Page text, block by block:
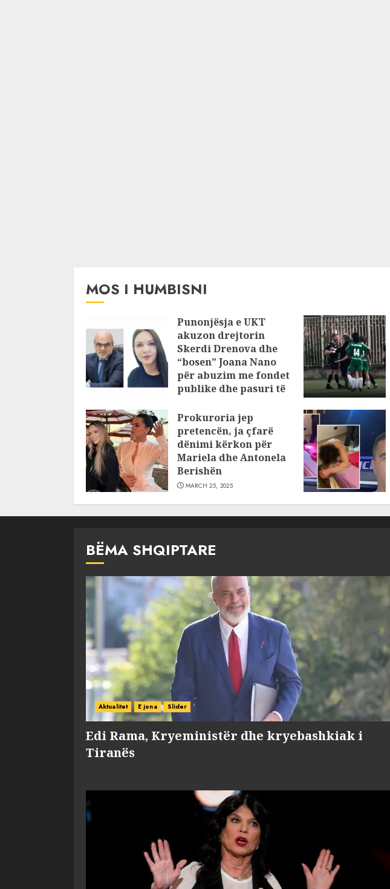
MOS I HUMBISNI
Punonjësja e UKT
akuzon drejtorin
Skerdi Drenova dhe
“bosen” Joana Nano
për abuzim me fondet
publike dhe pasuri të
JULY 24, 2025
Prokuroria jep
pretencën, ja çfarë
dënimi kërkon për
Mariela dhe Antonela
Berishën
MARCH 25, 2025
BËMA SHQIPTARE
Aktualitet E jona Slider
Edi Rama, Kryeministër dhe kryebashkiak i
Tiranës